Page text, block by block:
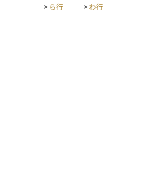
> ら行 > わ行